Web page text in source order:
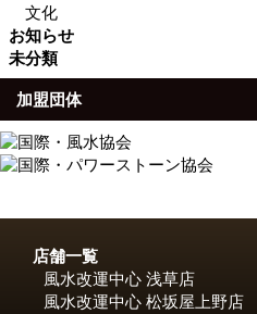
文化
お知らせ
未分類
加盟団体
店舗一覧
風水改運中心 浅草店
風水改運中心 松坂屋上野店